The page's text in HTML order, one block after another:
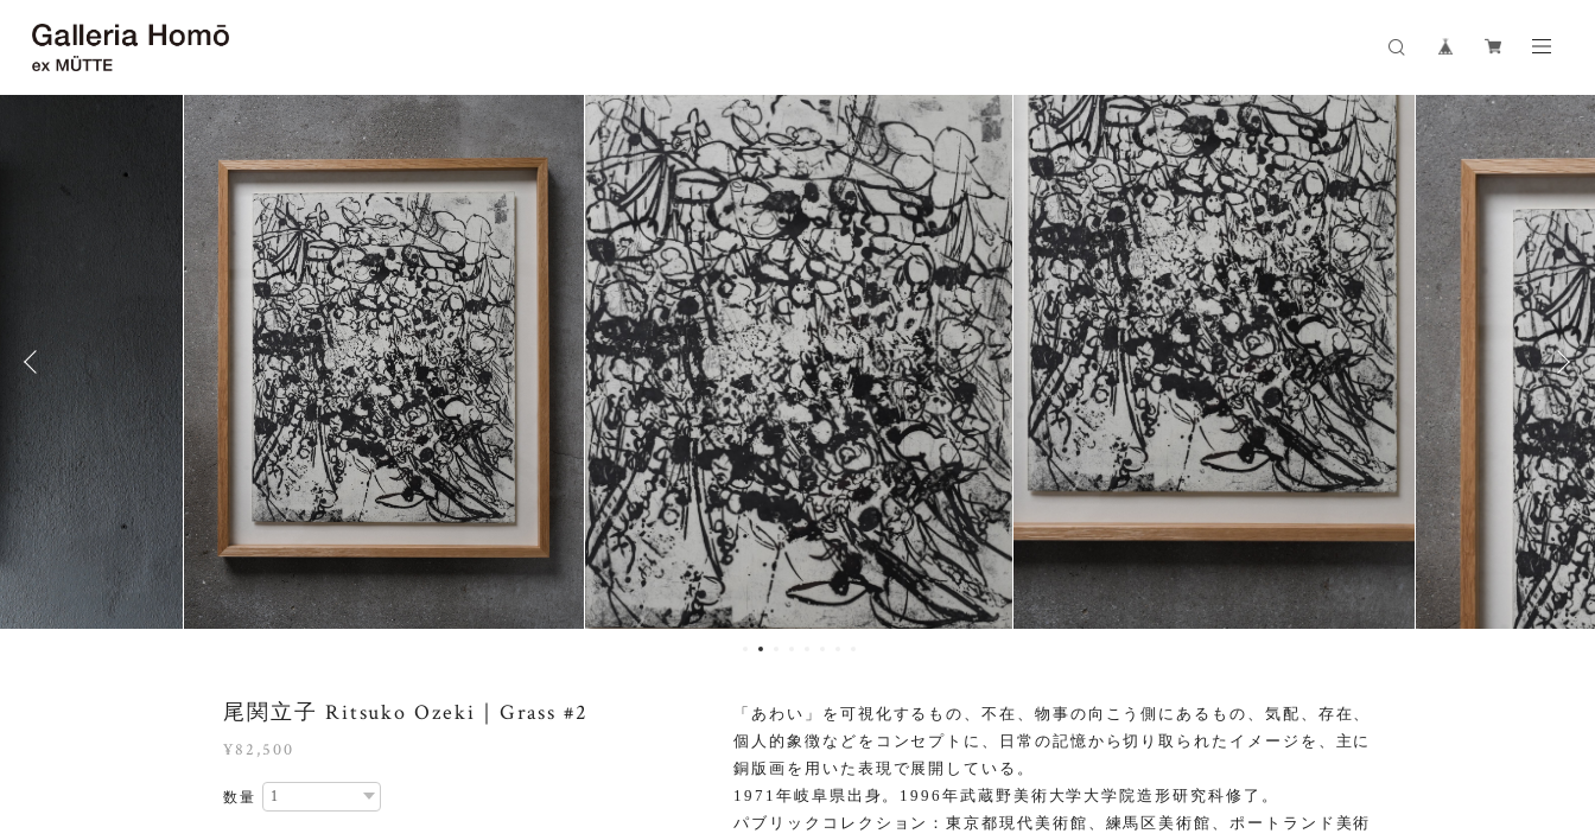
尾関立子 Ritsuko Ozeki｜Grass #2
¥82,500
数量
「あわい」を可視化するもの、不在、物事の向こう側にあるもの、気配、存在、
個人的象徴などをコンセプトに、日常の記憶から切り取られたイメージを、主に
銅版画を用いた表現で展開している。
1971年岐阜県出身。1996年武蔵野美術大学大学院造形研究科修了。
パブリックコレクション：東京都現代美術館、練馬区美術館、ポートランド美術